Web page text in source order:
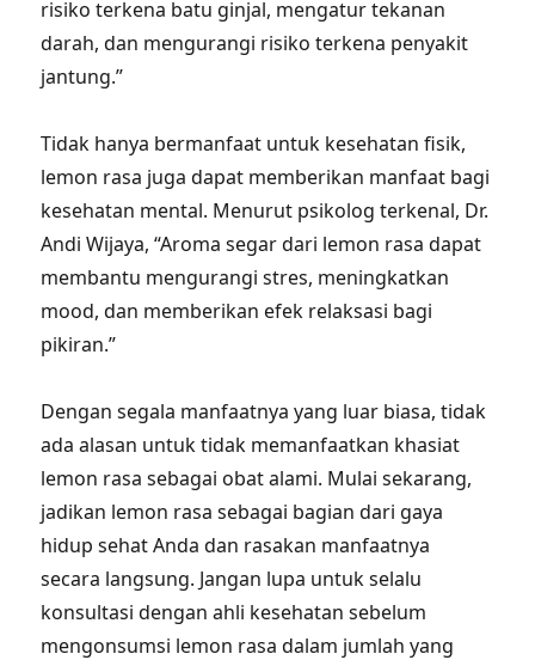
risiko terkena batu ginjal, mengatur tekanan
darah, dan mengurangi risiko terkena penyakit
jantung.”
Tidak hanya bermanfaat untuk kesehatan fisik,
lemon rasa juga dapat memberikan manfaat bagi
kesehatan mental. Menurut psikolog terkenal, Dr.
Andi Wijaya, “Aroma segar dari lemon rasa dapat
membantu mengurangi stres, meningkatkan
mood, dan memberikan efek relaksasi bagi
pikiran.”
Dengan segala manfaatnya yang luar biasa, tidak
ada alasan untuk tidak memanfaatkan khasiat
lemon rasa sebagai obat alami. Mulai sekarang,
jadikan lemon rasa sebagai bagian dari gaya
hidup sehat Anda dan rasakan manfaatnya
secara langsung. Jangan lupa untuk selalu
konsultasi dengan ahli kesehatan sebelum
mengonsumsi lemon rasa dalam jumlah yang